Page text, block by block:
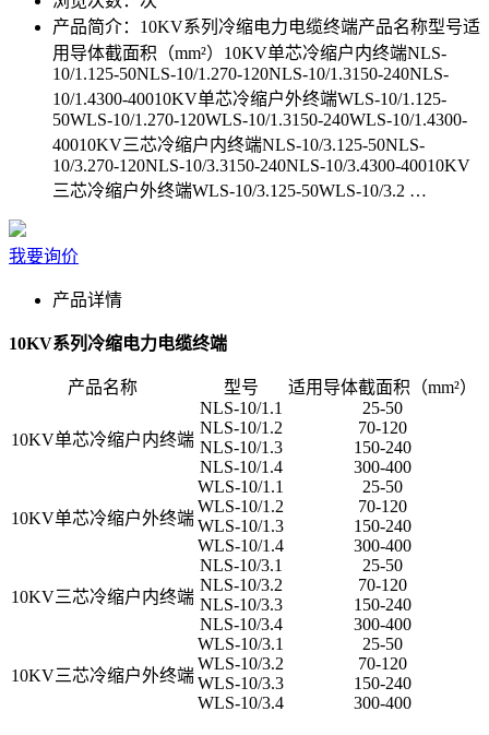
产品简介： 10KV系列冷缩电力电缆终端产品名称型号适
用导体截面积（mm²）10KV单芯冷缩户内终端NLS-
10/1.125-50NLS-10/1.270-120NLS-10/1.3150-240NLS-
10/1.4300-40010KV单芯冷缩户外终端WLS-10/1.125-
50WLS-10/1.270-120WLS-10/1.3150-240WLS-10/1.4300-
40010KV三芯冷缩户内终端NLS-10/3.125-50NLS-
10/3.270-120NLS-10/3.3150-240NLS-10/3.4300-40010KV
三芯冷缩户外终端WLS-10/3.125-50WLS-10/3.2 …
我要询价
产品详情
10KV系列冷缩电力电缆终端
产品名称 型号 适用导体截面积（mm²）
10KV单芯冷缩户内终端
NLS-10/1.1
25-50
NLS-10/1.2
70-120
NLS-10/1.3
150-240
NLS-10/1.4
300-400
10KV单芯冷缩户外终端
WLS-10/1.1
25-50
WLS-10/1.2
70-120
WLS-10/1.3
150-240
WLS-10/1.4
300-400
10KV三芯冷缩户内终端
NLS-10/3.1
25-50
NLS-10/3.2
70-120
NLS-10/3.3
150-240
NLS-10/3.4
300-400
10KV三芯冷缩户外终端
WLS-10/3.1
25-50
WLS-10/3.2
70-120
WLS-10/3.3
150-240
WLS-10/3.4
300-400